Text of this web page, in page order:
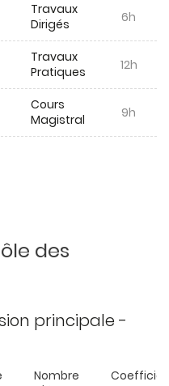
Travaux
Dirigés
6h
Travaux
Pratiques
12h
Cours
Magistral
9h
des
principale -
Nombre